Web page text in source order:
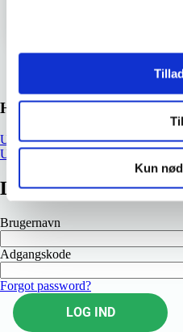
Kun
Hent
Uddannelsens målbeskrivelse
Uddannelsens inspirationsmateriale
Log ind
Brugernavn
Adgangskode
Forgot password?